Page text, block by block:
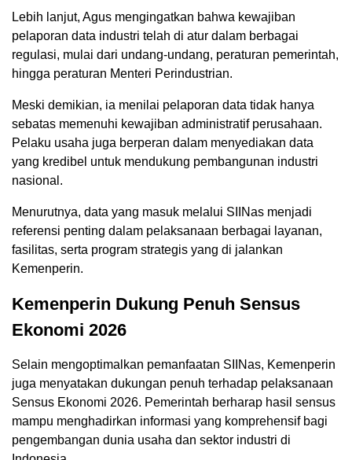
Lebih lanjut, Agus mengingatkan bahwa kewajiban
pelaporan data industri telah di atur dalam berbagai
regulasi, mulai dari undang-undang, peraturan pemerintah,
hingga peraturan Menteri Perindustrian.
Meski demikian, ia menilai pelaporan data tidak hanya
sebatas memenuhi kewajiban administratif perusahaan.
Pelaku usaha juga berperan dalam menyediakan data
yang kredibel untuk mendukung pembangunan industri
nasional.
Menurutnya, data yang masuk melalui SIINas menjadi
referensi penting dalam pelaksanaan berbagai layanan,
fasilitas, serta program strategis yang di jalankan
Kemenperin.
Kemenperin Dukung Penuh Sensus
Ekonomi 2026
Selain mengoptimalkan pemanfaatan SIINas, Kemenperin
juga menyatakan dukungan penuh terhadap pelaksanaan
Sensus Ekonomi 2026. Pemerintah berharap hasil sensus
mampu menghadirkan informasi yang komprehensif bagi
pengembangan dunia usaha dan sektor industri di